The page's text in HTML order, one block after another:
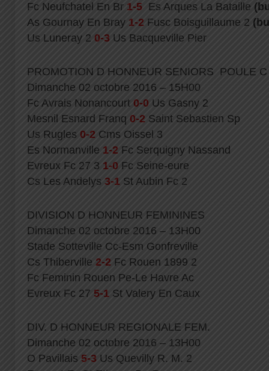
Fc Neufchatel En Br 1-5 Es Arques La Bataille
As Gournay En Bray 1-2 Fusc Boisguillaume 2
Us Luneray 2 0-3 Us Bacqueville Pier
PROMOTION D HONNEUR SENIORS POULE C
Dimanche 02 octobre 2016 – 15H00
Fc Avrais Nonancourt 0-0 Us Gasny 2
Mesnil Esnard Franq 0-2 Saint Sebastien Sp
Us Rugles 0-2 Cms Oissel 3
Es Normanville 1-2 Fc Serquigny Nassand
Evreux Fc 27 3 1-0 Fc Seine-eure
Cs Les Andelys 3-1 St Aubin Fc 2
DIVISION D HONNEUR FEMININES
Dimanche 02 octobre 2016 – 13H00
Stade Sotteville Cc-Esm Gonfreville
Cs Thiberville 2-2 Fc Rouen 1899 2
Fc Feminin Rouen Pe-Le Havre Ac
Evreux Fc 27 5-1 St Valery En Caux
DIV. D HONNEUR REGIONALE FEM.
Dimanche 02 octobre 2016 – 13H00
O Pavillais 5-3 Us Quevilly R. M. 2